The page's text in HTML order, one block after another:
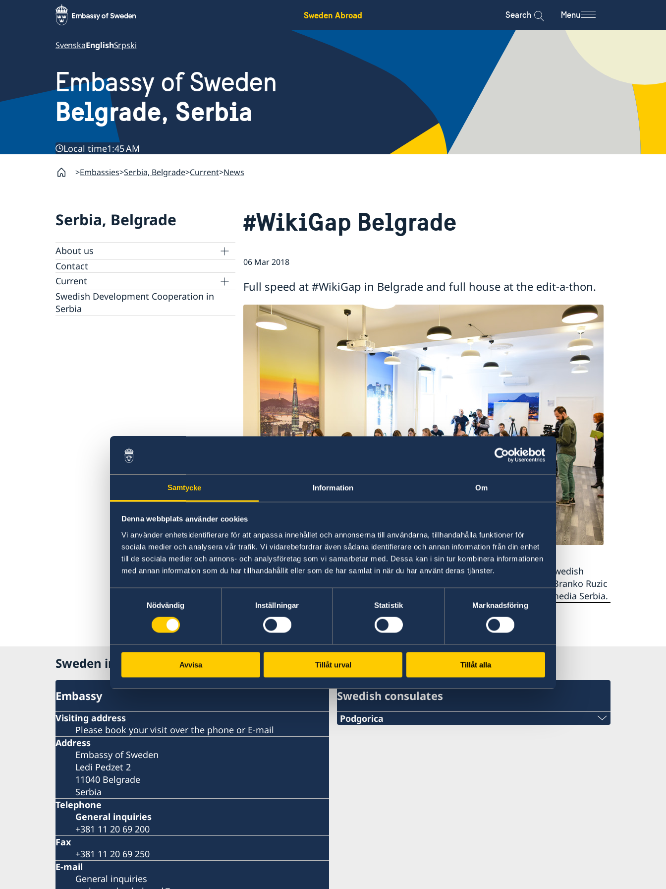
Samtycke Information Om
Denna webbplats använder cookies
Vi använder enhetsidentifierare för att anpassa innehållet och annonserna till användarna, tillhandahålla funktioner för
sociala medier och analysera vår trafik. Vi vidarebefordrar även sådana identifierare och annan information från din enhet
till de sociala medier och annons- och analysföretag som vi samarbetar med. Dessa kan i sin tur kombinera informationen
med annan information som du har tillhandahållit eller som de har samlat in när du har använt deras tjänster.
Nödvändig
Inställningar Statistik Marknadsföring
Avvisa Tillåt urval Tillåt alla
Sweden Abroad Search Menu
SvenskaEnglishSrpski
Embassy of Sweden
Belgrade, Serbia
Local time1:45 AM
Embassies Serbia, Belgrade Current News
Serbia, Belgrade
About us
Swedish Ambassador
Contact
Current
News
Applications for Schengen visas - changes
Calendar
Swedish Development Cooperation in
Serbia
#WikiGap Belgrade
06 Mar 2018
Full speed at #WikiGap in Belgrade and full house at the edit-a-thon.
#WikiGap Belgrade, Serbia
We seem to be the first in line of all the 50 cities in the world where this Swedish
global initiative is being arranged. The minister for public administration Branko Ruzic
opened #WikiGap Belgrade together with Ambassador Jan Lundin & Wikimedia Serbia.
Last updated 08 Mar 2018, 4.37 PM
Sweden in Serbia
Embassy
Visiting address
Please book your visit over the phone or E-mail
Address
Embassy of Sweden
Ledi Pedzet 2
11040 Belgrade
Serbia
Telephone
General inquiries
+381 11 20 69 200
Fax
+381 11 20 69 250
E-mail
General inquiries
Swedish consulates
Podgorica